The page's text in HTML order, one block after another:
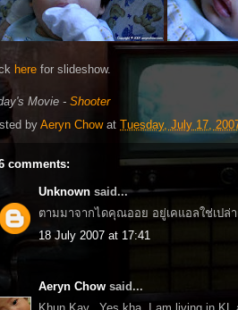
here for slideshow.
Movie - Shooter
by Aeryn Chow at Tuesday, July 17,
comments:
Unknown said...
ตามมาจากไดคุณออย อยู่เคแอลใช่เปล่
18 July 2007 at 17:41
Aeryn Chow said...